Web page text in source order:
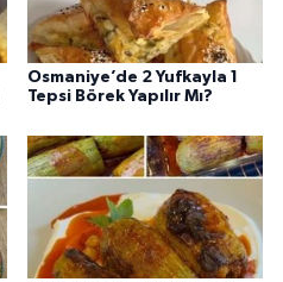
Osmaniye’de 2 Yufkayla 1
Tepsi Börek Yapılır Mı?